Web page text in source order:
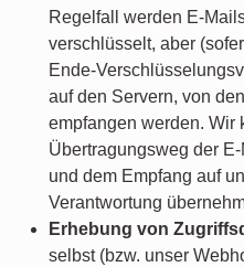
Regelfall werden E-
verschlüsselt, aber
Ende-
auf den Servern, von
empfangen werden. Wir
Übertragungsweg der
und dem Empfang auf
Verantwortung
Erhebung von
selbst (bzw. unser